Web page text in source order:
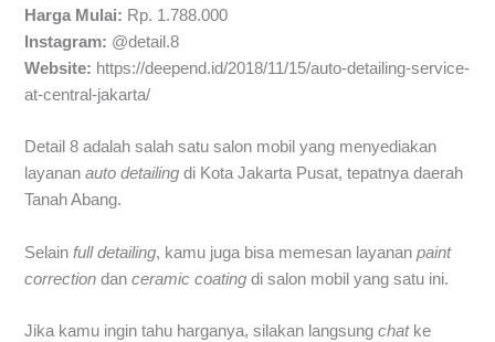
Harga Mulai: Rp. 1.788.000
Instagram: @detail.8
Website: https://deepend.id/2018/11/15/auto-detailing-service-
at-central-jakarta/
Detail 8 adalah salah satu salon mobil yang menyediakan
layananauto detailingdi Kota Jakarta Pusat, tepatnya daerah
Tanah Abang.
Selainfull detailing, kamu juga bisa memesan layananpaint
correctiondanceramic coatingdi salon mobil yang satu ini.
Jika kamu ingin tahu harganya, silakan langsungchat ke